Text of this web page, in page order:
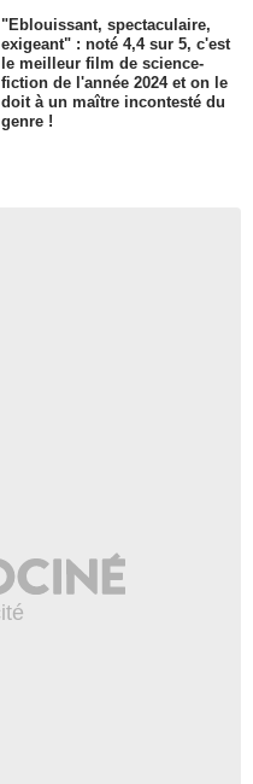
"Eblouissant, spectaculaire,
exigeant" : noté 4,4 sur 5, c'est
le meilleur film de science-
fiction de l'année 2024 et on le
doit à un maître incontesté du
genre !